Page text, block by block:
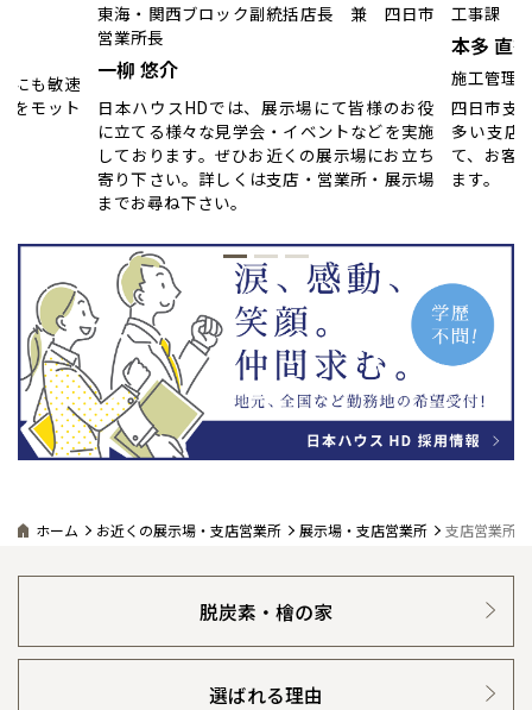
にも敏速
をモット
東海・関西ブロック副統括店長 兼 四日市
営業所長
一柳 悠介
日本ハウスHDでは、展示場にて皆様のお役
に立てる様々な見学会・イベントなどを実施
しております。ぜひお近くの展示場にお立ち
寄り下さい。詳しくは支店・営業所・展示場
までお尋ね下さい。
工事課
本多 直行
施工管理
四日市支
多い支店
て、お客
ます。
ホーム お近くの展示場・支店営業所 展示場・支店営業所 支店営業所
脱炭素・檜の家
選ばれる理由